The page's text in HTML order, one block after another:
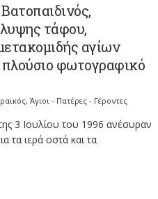
τάφου,
αγίων
φωτογραφικό
, Άγιοι - Πατέρες - Γέροντες
3 Ιουλίου του 1996 ανέσυραν
τα ιερά οστά και τα